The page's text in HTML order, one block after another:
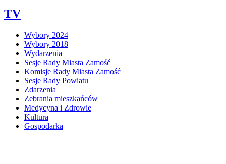
TV
Wybory 2024
Wybory 2018
Wydarzenia
Sesje Rady Miasta Zamość
Komisje Rady Miasta Zamość
Sesje Rady Powiatu
Zdarzenia
Zebrania mieszkańców
Medycyna i Zdrowie
Kultura
Gospodarka